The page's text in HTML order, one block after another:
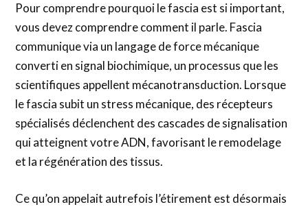
Pour comprendre pourquoi le fascia est si important,
vous devez comprendre comment il parle. Fascia
communique via un langage de force mécanique
converti en signal biochimique, un processus que les
scientifiques appellent mécanotransduction. Lorsque
le fascia subit un stress mécanique, des récepteurs
spécialisés déclenchent des cascades de signalisation
qui atteignent votre ADN, favorisant le remodelage
et la régénération des tissus.
Ce qu’on appelait autrefois l’étirement est désormais